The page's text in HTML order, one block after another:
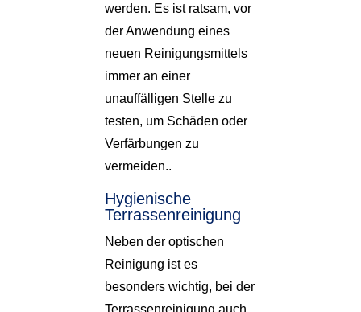
werden. Es ist ratsam, vor
der Anwendung eines
neuen Reinigungsmittels
immer an einer
unauffälligen Stelle zu
testen, um Schäden oder
Verfärbungen zu
vermeiden..
Hygienische
Terrassenreinigung
Neben der optischen
Reinigung ist es
besonders wichtig, bei der
Terrassenreinigung auch